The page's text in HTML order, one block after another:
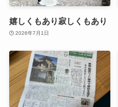
嬉しくもあり寂しくもあり
2026年7月1日